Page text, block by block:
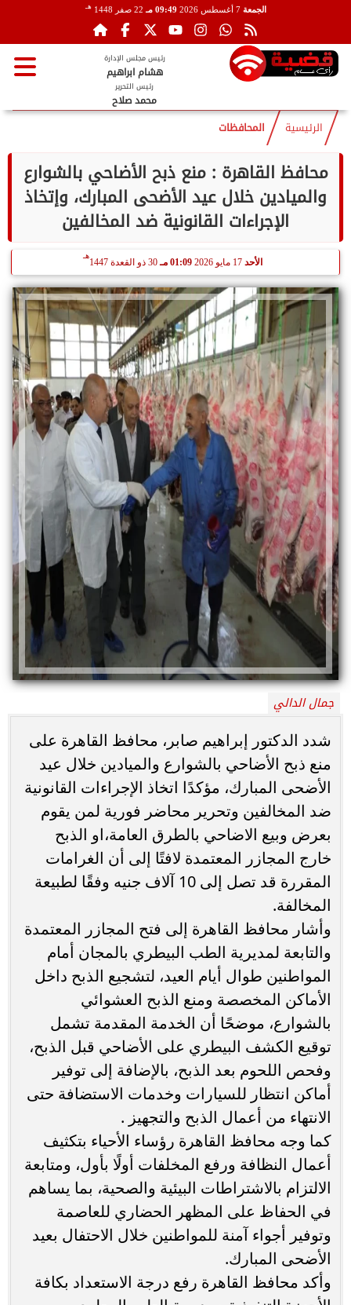
الجمعة 7 أغسطس 2026 09:49 مـ 22 صفر 1448 هـ
رئيس مجلس الإدارة
هشام ابراهيم
رئيس التحرير
محمد صلاح
الرئيسية المحافظات
محافظ القاهرة : منع ذبح الأضاحي بالشوارع
والميادين خلال عيد الأضحى المبارك، وإتخاذ
الإجراءات القانونية ضد المخالفين
الأحد 17 مايو 2026 01:09 مـ 30 ذو القعدة 1447
هـ
جمال الدالي
شدد الدكتور إبراهيم صابر، محافظ القاهرة على
منع ذبح الأضاحي بالشوارع والميادين خلال عيد
الأضحى المبارك، مؤكدًا اتخاذ الإجراءات القانونية
ضد المخالفين وتحرير محاضر فورية لمن يقوم
بعرض وبيع الاضاحي بالطرق العامة،او الذبح
خارج المجازر المعتمدة لافتًا إلى أن الغرامات
المقررة قد تصل إلى 10 آلاف جنيه وفقًا لطبيعة
المخالفة.
وأشار محافظ القاهرة إلى فتح المجازر المعتمدة
والتابعة لمديرية الطب البيطري بالمجان أمام
المواطنين طوال أيام العيد، لتشجيع الذبح داخل
الأماكن المخصصة ومنع الذبح العشوائي
بالشوارع، موضحًا أن الخدمة المقدمة تشمل
توقيع الكشف البيطري على الأضاحي قبل الذبح،
وفحص اللحوم بعد الذبح، بالإضافة إلى توفير
أماكن انتظار للسيارات وخدمات الاستضافة حتى
الانتهاء من أعمال الذبح والتجهيز .
كما وجه محافظ القاهرة رؤساء الأحياء بتكثيف
أعمال النظافة ورفع المخلفات أولًا بأول، ومتابعة
الالتزام بالاشتراطات البيئية والصحية، بما يساهم
في الحفاظ على المظهر الحضاري للعاصمة
وتوفير أجواء آمنة للمواطنين خلال الاحتفال بعيد
الأضحى المبارك.
وأكد محافظ القاهرة رفع درجة الاستعداد بكافة